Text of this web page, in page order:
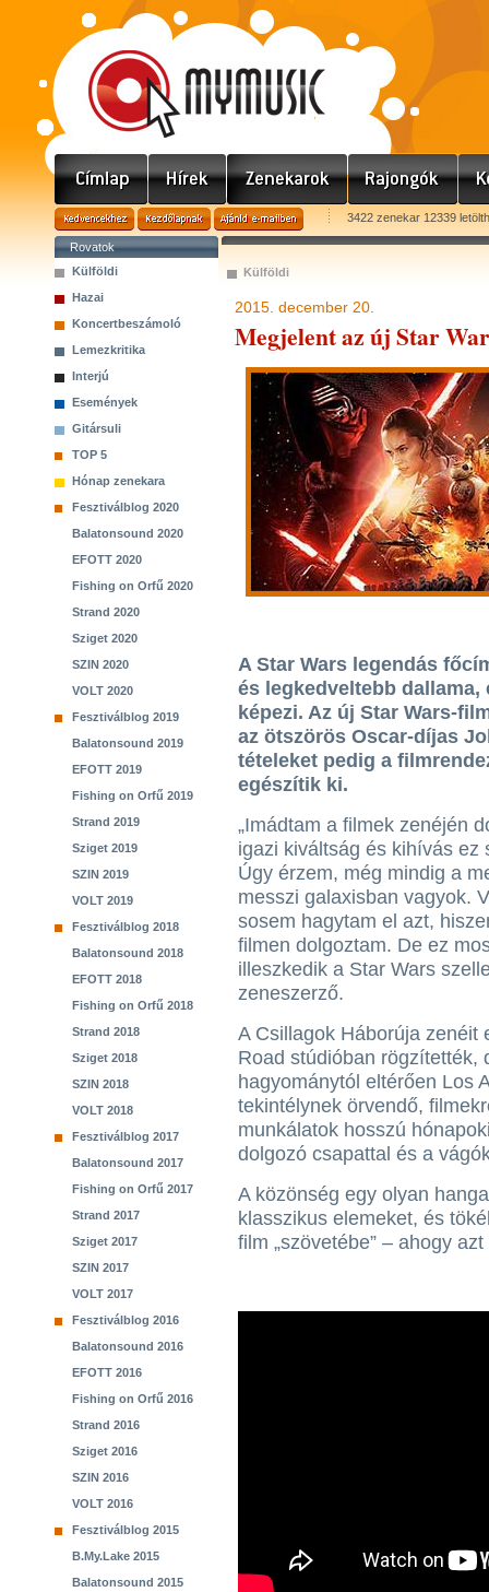
3422 zenekar 12339
Rovatok
Külföldi
Hazai
Koncertbeszámoló
Lemezkritika
Interjú
Események
Gitársuli
TOP 5
Hónap zenekara
Fesztiválblog 2020
Balatonsound 2020
EFOTT 2020
Fishing on Orfű 2020
Strand 2020
Sziget 2020
SZIN 2020
VOLT 2020
Fesztiválblog 2019
Balatonsound 2019
EFOTT 2019
Fishing on Orfű 2019
Strand 2019
Sziget 2019
SZIN 2019
VOLT 2019
Fesztiválblog 2018
Balatonsound 2018
EFOTT 2018
Fishing on Orfű 2018
Strand 2018
Sziget 2018
SZIN 2018
VOLT 2018
Fesztiválblog 2017
Balatonsound 2017
Fishing on Orfű 2017
Strand 2017
Sziget 2017
SZIN 2017
VOLT 2017
Fesztiválblog 2016
Balatonsound 2016
EFOTT 2016
Fishing on Orfű 2016
Strand 2016
Sziget 2016
SZIN 2016
VOLT 2016
Fesztiválblog 2015
B.My.Lake 2015
Balatonsound 2015
Külföldi
2015. december 20.
Megjelent az új Star
A Star Wars legendás
és legkedveltebb
képezi. Az új Star Wars-
az ötszörös Oscar-díjas
tételeket pedig a
egészítik ki.
„Imádtam a filmek zenéjén
igazi kiváltság és kihívás ez
Úgy érzem, még mindig a
messzi galaxisban vagyok.
sosem hagytam el azt,
filmen dolgoztam. De ez
illeszkedik a Star Wars
zeneszerző.
A Csillagok Háborúja zenéit
Road stúdióban rögzítették,
hagyománytól eltérően Los
tekintélynek örvendő,
munkálatok hosszú
dolgozó csapattal és a
A közönség egy olyan
klasszikus elemeket, és
film „szövetébe” – ahogy